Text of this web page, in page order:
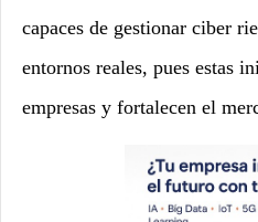
capaces de gestionar ciber
entornos reales, pues estas
empresas y fortalecen el